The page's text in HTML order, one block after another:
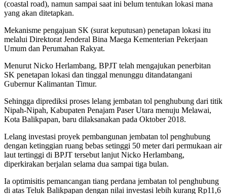
(coastal road), namun sampai saat ini belum tentukan lokasi mana
yang akan ditetapkan.
Mekanisme pengajuan SK (surat keputusan) penetapan lokasi itu
melalui Direktorat Jenderal Bina Maega Kementerian Pekerjaan
Umum dan Perumahan Rakyat.
Menurut Nicko Herlambang, BPJT telah mengajukan penerbitan
SK penetapan lokasi dan tinggal menunggu ditandatangani
Gubernur Kalimantan Timur.
Sehingga diprediksi proses lelang jembatan tol penghubung dari titik
Nipah-Nipah, Kabupaten Penajam Paser Utara menuju Melawai,
Kota Balikpapan, baru dilaksanakan pada Oktober 2018.
Lelang investasi proyek pembangunan jembatan tol penghubung
dengan ketinggian ruang bebas setinggi 50 meter dari permukaan air
laut tertinggi di BPJT tersebut lanjut Nicko Herlambang,
diperkirakan berjalan selama dua sampai tiga bulan.
Ia optimisitis pemancangan tiang perdana jembatan tol penghubung
di atas Teluk Balikpapan dengan nilai investasi lebih kurang Rp11,6